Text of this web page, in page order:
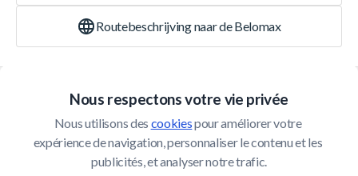
Nous respectons votre vie privée
Nous utilisons des cookies pour améliorer votre
expérience de navigation, personnaliser le contenu et les
publicités, et analyser notre trafic.
Service Client
Routebeschrijving naar de Belomax